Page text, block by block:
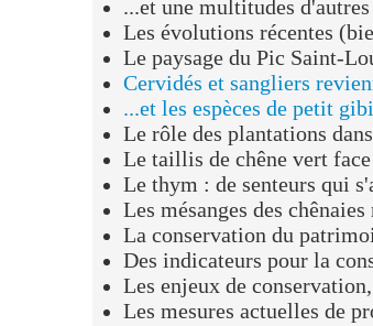
Des indicateurs pour la
Les enjeux de conservation, quelle
Les mesures actuelles de
Des plans nationaux d'actions pour
Débat : ouvrir les milieux, oui,
Le rôle de la médiation scientifique
La restauration des milieux naturels
Les arbres remarquables du Gard
Galerie photo - album